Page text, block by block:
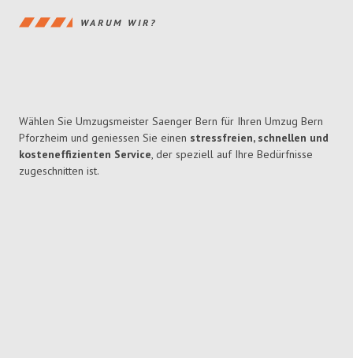
WARUM WIR?
Wählen Sie Umzugsmeister Saenger Bern für Ihren Umzug Bern
Pforzheim und geniessen Sie einen stressfreien, schnellen und
kosteneffizienten Service, der speziell auf Ihre Bedürfnisse
zugeschnitten ist.